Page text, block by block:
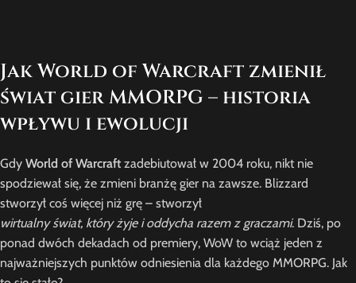
Jak World of Warcraft zmienił
świat gier MMORPG – historia
wpływu i ewolucji
Gdy World of Warcraftzadebiutował w 2004 roku, nikt nie
spodziewał się, że zmieni branżę gier na zawsze. Blizzard
stworzył coś więcej niż grę – stworzył
wirtualny świat, który żyje i oddycha razem z graczami. Dziś, po
ponad dwóch dekadach od premiery, WoW to wciąż jeden z
najważniejszych punktów odniesienia dla każdego MMORPG. Jak